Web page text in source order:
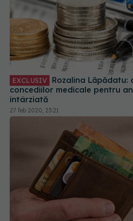
EXCLUSIV
concediilor medicale pentru
întârziată
27 feb 2020, 23:21